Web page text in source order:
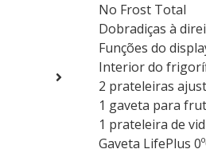
No Frost Total
Dobradiças à
Funções do
Interior do
2 prateleiras
1 gaveta para
1 prateleira de
Gaveta LifePlus